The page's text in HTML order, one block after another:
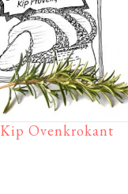
Kip Ovenkrokant